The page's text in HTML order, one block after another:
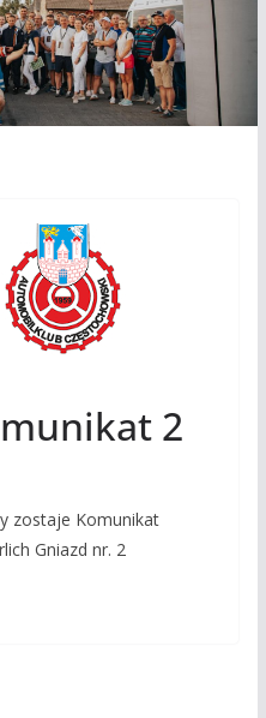
2
zostaje Komunikat
Gniazd nr. 2